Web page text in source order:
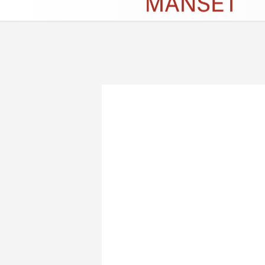
İletişim Çerez Politikası